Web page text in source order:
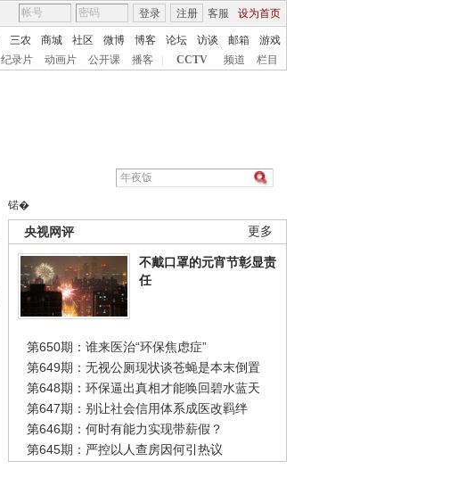
客服 设为首页
登录 注册
三农 商城 社区 微博 博客 论坛 访谈 邮箱
游戏
纪录片 动画片 公开课 播客 CCTV 频道 栏目
锘�
更多
央视网评
不戴口罩的元宵节彰显责
任
第650期：谁来医治“环保焦虑症”
第649期：无视公厕现状谈苍蝇是本末倒置
第648期：环保逼出真相才能唤回碧水蓝天
第647期：别让社会信用体系成医改羁绊
第646期：何时有能力实现带薪假？
第645期：严控以人查房因何引热议